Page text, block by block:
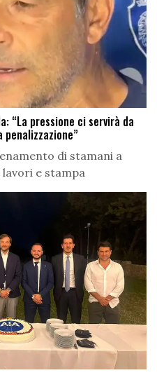
“La pressione ci servirà da
di stamani a
e stampa